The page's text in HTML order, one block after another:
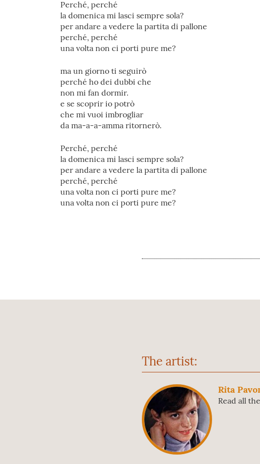
Perché, perché
la domenica mi lasci sempre sola?
per andare a vedere la partita di pallone
perché, perché
una volta non ci porti pure me?
ma un giorno ti seguirò
perché ho dei dubbi che
non mi fan dormir.
e se scoprir io potrò
che mi vuoi imbrogliar
da ma-a-a-amma ritornerò.
Perché, perché
la domenica mi lasci sempre sola?
per andare a vedere la partita di pallone
perché, perché
una volta non ci porti pure me?
una volta non ci porti pure me?
The artist:
Rita
Read all